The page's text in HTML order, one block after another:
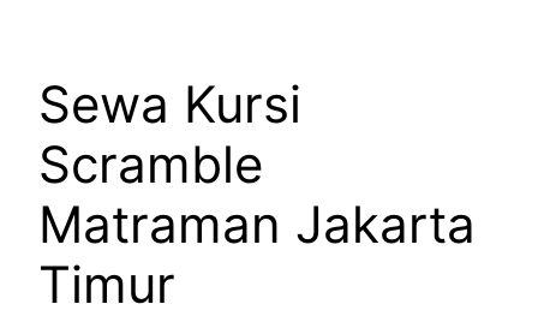
Sewa Kursi
Scramble
Matraman Jakarta
Timur